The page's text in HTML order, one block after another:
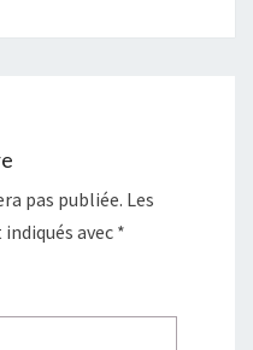
pas publiée. Les
avec *